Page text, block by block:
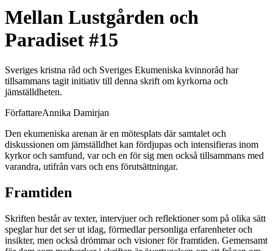
Mellan Lustgården och
Paradiset #15
Sveriges kristna råd och Sveriges Ekumeniska kvinnoråd har
tillsammans tagit initiativ till denna skrift om kyrkorna och
jämställdheten.
FörfattareAnnika Damirjan
Den ekumeniska arenan är en mötesplats där samtalet och
diskussionen om jämställdhet kan fördjupas och intensifieras inom
kyrkor och samfund, var och en för sig men också tillsammans med
varandra, utifrån vars och ens förutsättningar.
Framtiden
Skriften består av texter, intervjuer och reflektioner som på olika sätt
speglar hur det ser ut idag, förmedlar personliga erfarenheter och
insikter, men också drömmar och visioner för framtiden. Gemensamt